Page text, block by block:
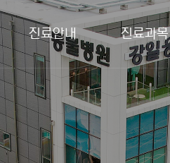
진료안내 진료과목